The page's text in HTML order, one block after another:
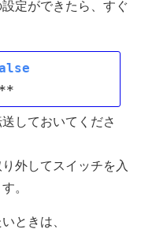
定ができたら、すぐ
しておいてくださ
外してスイッチを入
。
ときは、